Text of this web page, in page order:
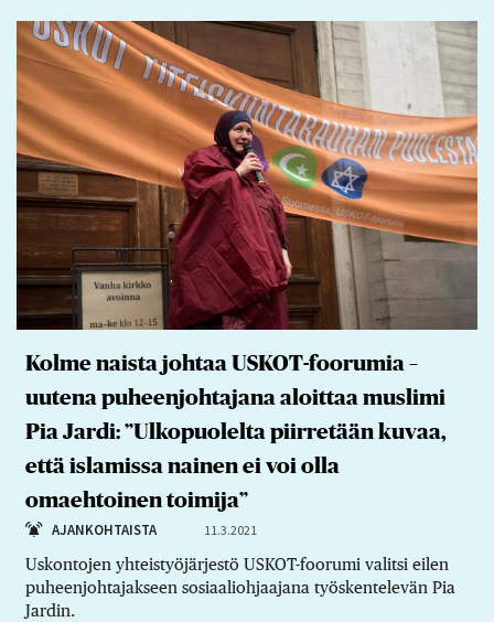
Kolme naista johtaa USKOT-foorumia –
uutena puheenjohtajana aloittaa muslimi
Pia Jardi: ”Ulkopuolelta piirretään kuvaa,
että islamissa nainen ei voi olla
omaehtoinen toimija”
AJANKOHTAISTA 11.3.2021
Uskontojen yhteistyöjärjestö USKOT-foorumi valitsi eilen
puheenjohtajakseen sosiaaliohjaajana työskentelevän Pia
Jardin.